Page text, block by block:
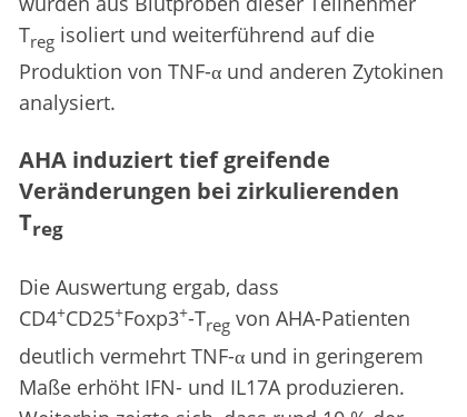
Treg isoliert und weiterführend auf die
Produktion von TNF-α und anderen Zytokinen
analysiert.
AHA induziert tief greifende
Veränderungen bei zirkulierenden
Treg
Die Auswertung ergab, dass
CD4+CD25+Foxp3+-Treg von AHA-Patienten
deutlich vermehrt TNF-α und in geringerem
Maße erhöht IFN- und IL17A produzieren.